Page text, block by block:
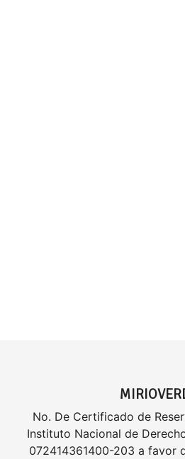
No. De Certificado de
Instituto Nacional de
072414361400-203 a favor